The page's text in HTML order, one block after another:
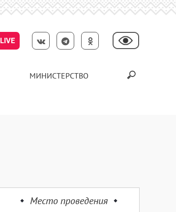
LIVE
МИНИСТЕРСТВО
Место проведения